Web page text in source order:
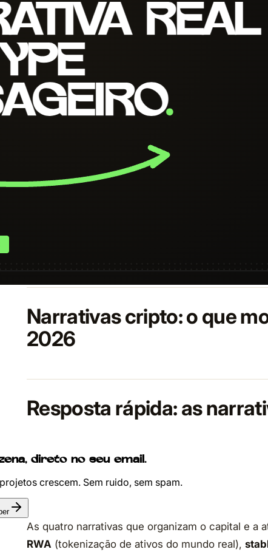
Narrativas cripto: o que
2026
Resposta rápida: as
direto no seu email.
crescem. Sem ruido, sem spam.
As quatro narrativas que organizam o capital e a
RWA (tokenização de ativos do mundo real),